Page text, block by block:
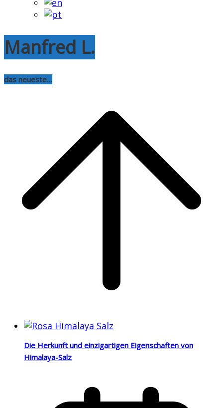
Manfred L.
das neueste…
Die Herkunft und einzigartigen Eigenschaften von
Himalaya-Salz